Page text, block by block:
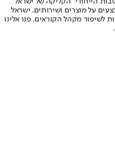
על מוצרים ושירותים. ישראל
לשיפור מקהל הקוראים. פנו אלינו